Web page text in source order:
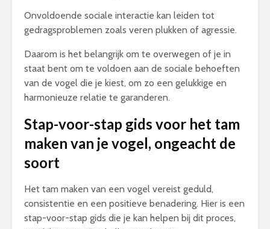
Onvoldoende sociale interactie kan leiden tot
gedragsproblemen zoals veren plukken of agressie.
Daarom is het belangrijk om te overwegen of je in
staat bent om te voldoen aan de sociale behoeften
van de vogel die je kiest, om zo een gelukkige en
harmonieuze relatie te garanderen.
Stap-voor-stap gids voor het tam
maken van je vogel, ongeacht de
soort
Het tam maken van een vogel vereist geduld,
consistentie en een positieve benadering. Hier is een
stap-voor-stap gids die je kan helpen bij dit proces,